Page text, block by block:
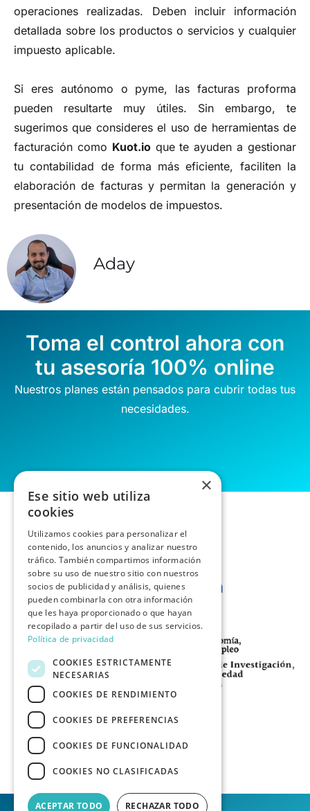
operaciones realizadas. Deben incluir información
detallada sobre los productos o servicios y cualquier
impuesto aplicable.
Si eres autónomo o pyme, las facturas proforma
pueden resultarte muy útiles. Sin embargo, te
sugerimos que consideres el uso de herramientas de
facturación como Kuot.ioque te ayuden a gestionar
tu contabilidad de forma más eficiente, faciliten la
elaboración de facturas y permitan la generación y
presentación de modelos de impuestos.
Aday
Toma el control ahora con
tu asesoría 100% online
Nuestros planes están pensados para cubrir todas tus
necesidades.
×
Ese sitio web utiliza
cookies
Utilizamos cookies para personalizar el
contenido, los anuncios y analizar nuestro
tráfico. También compartimos información
sobre su uso de nuestro sitio con nuestros
socios de publicidad y análisis, quienes
pueden combinarla con otra información
que les haya proporcionado o que hayan
recopilado a partir del uso de sus servicios.
Política de privacidad
COOKIES ESTRICTAMENTE
NECESARIAS
COOKIES DE RENDIMIENTO
COOKIES DE PREFERENCIAS
COOKIES DE FUNCIONALIDAD
COOKIES NO CLASIFICADAS
ACEPTAR TODO RECHAZAR TODO